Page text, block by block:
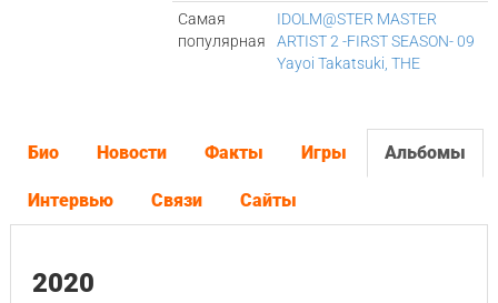
Самая
популярная
IDOLM@STER MASTER
ARTIST 2 -FIRST SEASON- 09
Yayoi Takatsuki, THE
Био Новости Факты Игры Альбомы
Интервью Связи Сайты
2020